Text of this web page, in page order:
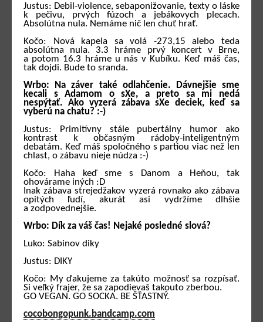
Justus: Debil-violence, sebaponižovanie, texty o láske
k pečivu, prvých fúzoch a jebákovych plecach.
Absolútna nula. Nemáme nič len chuť hrať.
Kočo: Nová kapela sa volá -273,15 alebo teda
absolútna nula. 3.3 hráme prvý koncert v Brne,
a potom 16.3 hráme u nás v Kubíku. Keď máš čas,
tak dojdi. Bude to sranda.
Wrbo: Na záver také odlahčenie. Dávnejšie sme
kecali s Adamom o sXe, a preto sa mi nedá
nespýtať. Ako vyzerá zábava sXe deciek, keď sa
vyberú na chatu? :-)
Justus: Primitívny stále pubertálny humor ako
kontrast k občasným rádoby-inteligentným
debatám. Keď máš spoločného s partiou viac než len
chlast, o zábavu nieje núdza :-)
Kočo: Haha keď sme s Danom a Heňou, tak
ohovárame iných :D
Inak zábava strejedžakov vyzerá rovnako ako zábava
opitých ľudí, akurát asi vydržíme dlhšie
a zodpovednejšie.
Wrbo: Dík za váš čas! Nejaké posledné slová?
Luko: Sabinov diky
Justus: DIKY
Kočo: My ďakujeme za takúto možnosť sa rozpísať.
Si veľký frajer, že sa zapodievaš takouto zberbou.
GO VEGAN. GO SOCKA. BE ŠŤASTNÝ.
cocobongopunk.bandcamp.com